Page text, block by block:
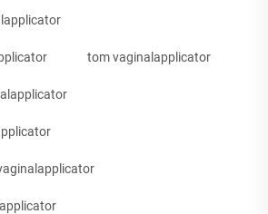
tom vaginalapplicator